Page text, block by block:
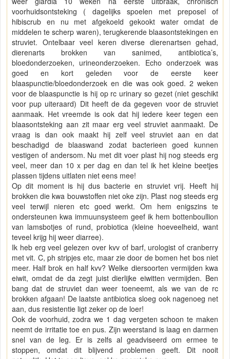
voorhuidsontsteking ( dagelijks spoelen met preposel of
hibiscrub en nu met afgekoeld gekookt water omdat de
middelen te scherp waren), terugkerende blaasontstekingen en
struviet. Ontelbaar veel keren diverse dierenartsen gehad,
dierenarts brokken van sanimed, antibiotica’s,
bloedonderzoeken, urineonderzoeken. Echo onderzoek was
goed en kort geleden voor de eerste keer
blaaspunctie/bloedonderzoek en die was ook goed. 2 weken
voor de blaaspunctie is hij op rc urinary so gezet (niet geschikt
voor pup uiteraard) Dit heeft de da gegeven voor de struviet
aanmaak. Het vreemde is ook dat hij iedere keer tegen een
blaasontsteking aan zit maar erg veel struviet aanmaakt. De
vraag is dan ook maakt hij zelf veel struviet aan en dat
beschadigd de blaaswand zodat bacterieen goed kunnen
vestigen of andersom. Nu met dit voer plast hij nog steeds erg
veel, meer dan 10 x per dag en dan tel ik het kleine beetjes
plassen tijdens uitlaten niet eens mee!
Op dit moment is hij dus bacterie en struviet vrij. Heeft hij
brokken die kwa bouwstoffen niet oke zijn. Plast nog steeds erg
veel terwijl nieren etc goed werkt. Om hem enigszins te
ondersteunen kwa immuunsysteem geef ik hem bottenboullion
van lamsbotjes of rund, probiotica (kleine hoeveelheid, want
teveel krijg hij weer diarree).
Ik heb erg veel gelezen over kvv of barf, urologist of cranberry
met vit. C, ph stripjes etc, maar zie door de bomen het bos niet
meer. Half brok en half kvv? Welke diersoorten vermijden kwa
eiwit, omdat de da zegt juist dierlijke eiwitten vermijden. Ben
bang dat de struviet dan weer toeneemt, als we van de rc
brokken afgaan! De laatste antibiotica sloeg ook nagenoeg net
aan, dus resistentie ligt zeker op de loer!
Ook de voorhuid, zodra we 1 dag vergeten schoon te maken
neemt de irritatie toe en pus. Zijn weerstand is laag en darmen
snel van de leg. Er is zelfs al geadviseerd om ermee te
stoppen, omdat dit blijvend problemen geeft. Dit nooit